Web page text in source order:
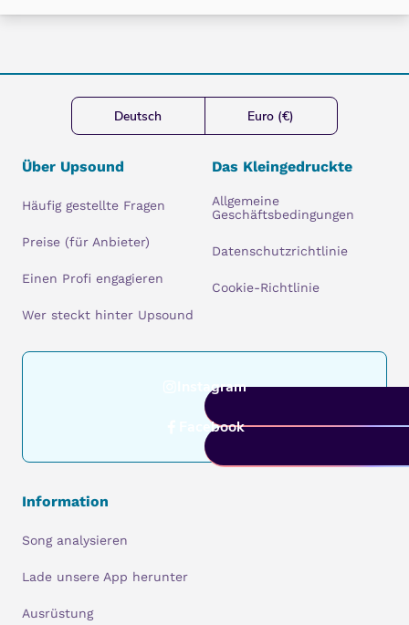
Deutsch Euro (€)
Über Upsound
Häufig gestellte Fragen
Preise (für Anbieter)
Einen Profi engagieren
Wer steckt hinter Upsound
Das Kleingedruckte
Allgemeine
Geschäftsbedingungen
Datenschutzrichtlinie
Cookie-Richtlinie
Instagram
Facebook
Information
Song analysieren
Lade unsere App herunter
Ausrüstung